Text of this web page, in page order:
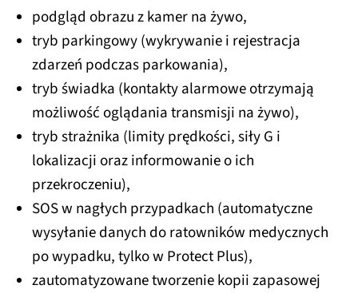
podgląd obrazu z kamer na żywo,
tryb parkingowy (wykrywanie i rejestracja
zdarzeń podczas parkowania),
tryb świadka (kontakty alarmowe otrzymają
możliwość oglądania transmisji na żywo),
tryb strażnika (limity prędkości, siły G i
lokalizacji oraz informowanie o ich
przekroczeniu),
SOS w nagłych przypadkach (automatyczne
wysyłanie danych do ratowników medycznych
po wypadku, tylko w Protect Plus),
zautomatyzowane tworzenie kopii zapasowej